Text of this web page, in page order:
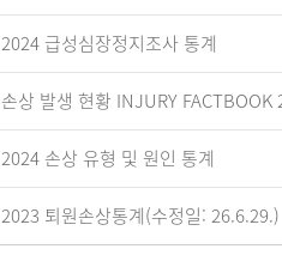
2024 급성심장정지조사 통계
손상 발생 현황 INJURY FACTBOOK
2024 손상 유형 및 원인 통계
2023 퇴원손상통계(수정일: 26.6.29.)